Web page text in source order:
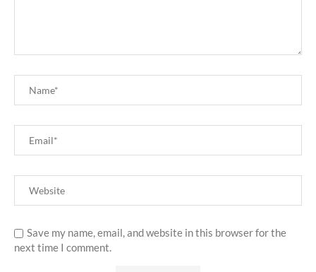
Save my name, email, and website in this browser for the
next time I comment.